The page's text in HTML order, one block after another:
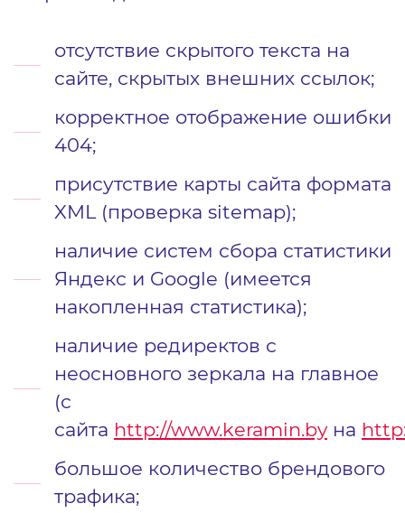
отсутствие скрытого текста на
сайте, скрытых внешних ссылок;
корректное отображение ошибки
404;
присутствие карты сайта формата
XML (проверка sitemap);
наличие систем сбора статистики
Яндекс и Google (имеется
накопленная статистика);
наличие редиректов с
неосновного зеркала на главное
(с
сайта http://www.keramin.byна
большое количество брендового
трафика;